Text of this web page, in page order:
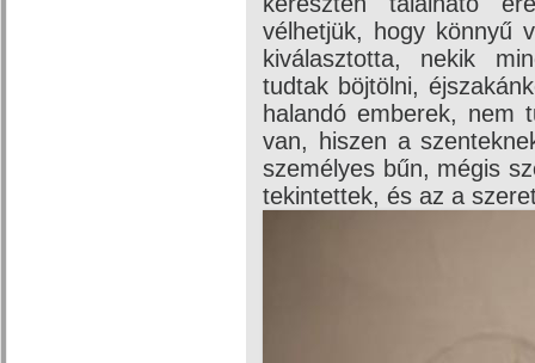
vélhetjük, hogy könnyű
kiválasztotta, nekik
tudtak böjtölni,
halandó emberek, nem
van, hiszen a
személyes bűn, mégis
tekintettek, és az a